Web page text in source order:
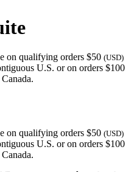
on qualifying orders $50 (USD)
U.S. or on orders $100
on qualifying orders $50 (USD)
U.S. or on orders $100